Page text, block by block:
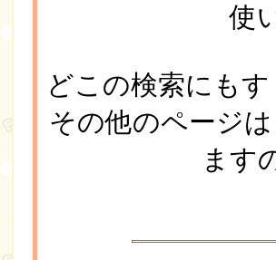
使
どこの検索にも
その他のページ
ます